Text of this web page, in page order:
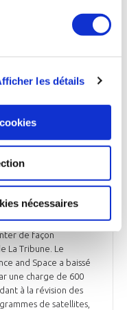
les détails
nécessaires
OneWeb,
de 630 satellites, n’a
le prix des
génération
de façon
La Tribune. Le
and Space a baissé
une charge de 600
à la révision des
de satellites,